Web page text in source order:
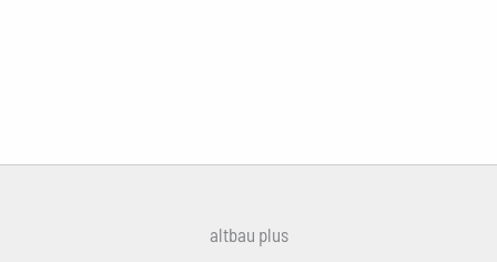
altbau plus